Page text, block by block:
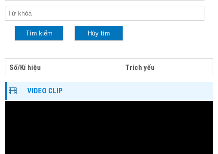
Số/Kí hiệu Trích yếu
VIDEO CLIP